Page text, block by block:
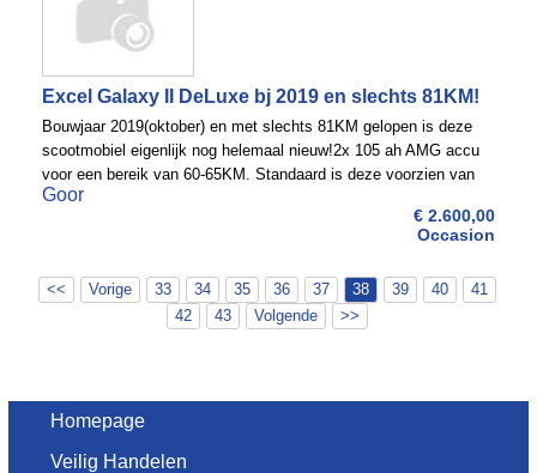
Excel Galaxy II DeLuxe bj 2019 en slechts 81KM!
Bouwjaar 2019(oktober) en met slechts 81KM gelopen is deze
scootmobiel eigenlijk nog helemaal nieuw!2x 105 ah AMG accu
voor een bereik van 60-65KM. Standaard is deze voorzien van
2x 73 ah(bereik 35-40km).De nieuwste scootmobiel uit de Exel ...
Goor
€ 2.600,00
Occasion
<< Vorige 33 34 35 36 37 38 39 40
41
42
43 Volgende >>
Homepage
Veilig Handelen